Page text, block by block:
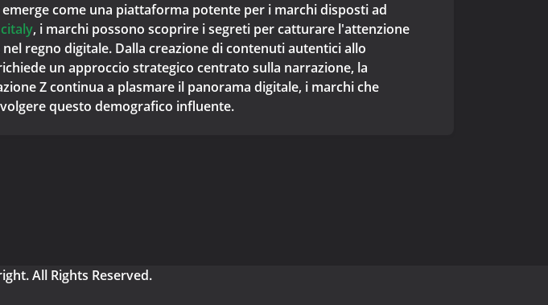
come una piattaforma potente per i marchi disposti ad
, i marchi possono scoprire i segreti per catturare l'attenzione
regno digitale. Dalla creazione di contenuti autentici allo
un approccio strategico centrato sulla narrazione, la
Z continua a plasmare il panorama digitale, i marchi che
questo demografico influente.
All Rights Reserved.